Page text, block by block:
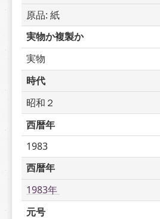
原品: 紙
実物か複製か
実物
時代
昭和２
西暦年
1983
西暦年
1983年
元号